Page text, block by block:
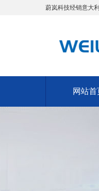
蔚岚科技经销意大
网站首